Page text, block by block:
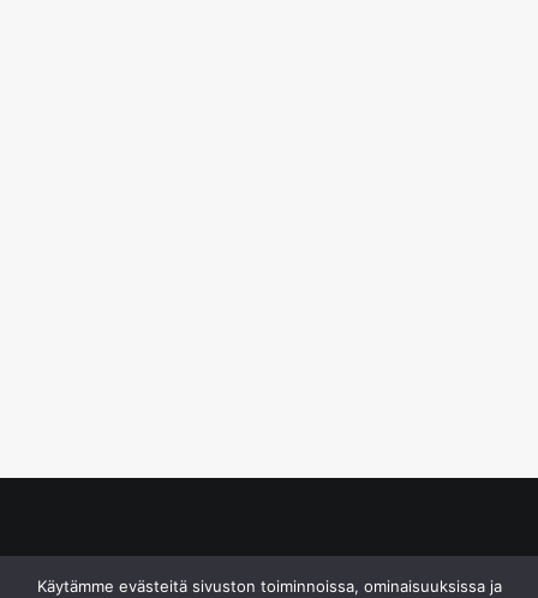
Käytämme evästeitä sivuston toiminnoissa, ominaisuuksissa ja